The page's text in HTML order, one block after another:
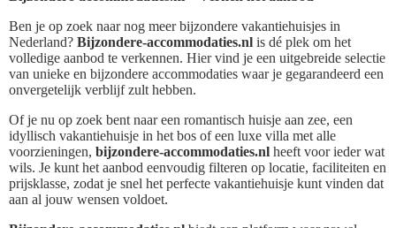
Ben je op zoek naar nog meer bijzondere vakantiehuisjes in
Nederland? Bijzondere-accommodaties.nl is dé plek om het
volledige aanbod te verkennen. Hier vind je een uitgebreide selectie
van unieke en bijzondere accommodaties waar je gegarandeerd een
onvergetelijk verblijf zult hebben.
Of je nu op zoek bent naar een romantisch huisje aan zee, een
idyllisch vakantiehuisje in het bos of een luxe villa met alle
voorzieningen, bijzondere-accommodaties.nl heeft voor ieder wat
wils. Je kunt het aanbod eenvoudig filteren op locatie, faciliteiten en
prijsklasse, zodat je snel het perfecte vakantiehuisje kunt vinden dat
aan al jouw wensen voldoet.